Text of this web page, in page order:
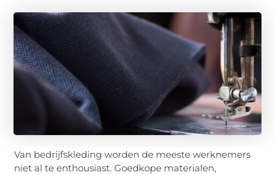
Van bedrijfskleding worden de meeste werknemers
niet al te enthousiast. Goedkope materialen,